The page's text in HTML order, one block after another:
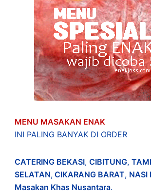
MENU MASAKAN ENAK
INI PALING BANYAK DI ORDER
CATERING BEKASI, CIBITUNG,
SELATAN, CIKARANG BARAT, NASI
Masakan Khas Nusantara.